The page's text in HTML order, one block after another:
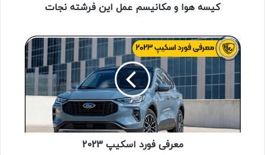
کیسه هوا و مکانیسم عمل این فرشته نجات
معرفی فورد اسکیپ 2023